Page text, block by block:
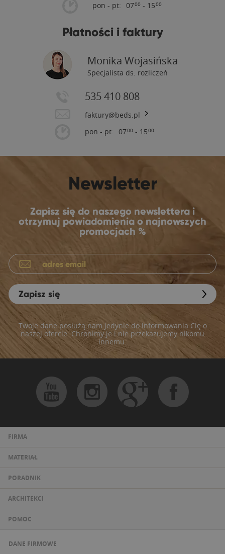
pon - pt: 0700 - 1500
Płatności i faktury
Monika Wojasińska
Specjalista ds. rozliczeń
535 410 808
faktury@beds.pl
pon - pt: 0700 - 1500
Newsletter
Zapisz się do naszego newslettera i
otrzymuj powiadomienia o najnowszych
promocjach %
Zapisz się
Twoje dane posłużą nam jedynie do informowania Cię o
naszej ofercie. Chronimy je i nie przekazujemy nikomu
innemu.
FIRMA
MATERIAŁ
PORADNIK
ARCHITEKCI
POMOC
DANE FIRMOWE